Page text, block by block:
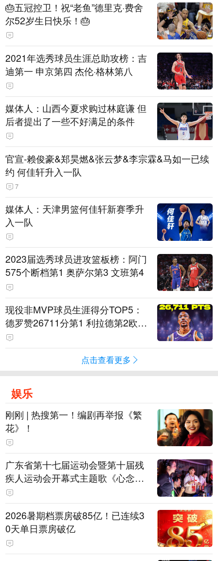
🎂五冠控卫！祝“老鱼”德里克·费舍
尔52岁生日快乐！🎂
2021年选秀球员生涯总助攻榜：吉
迪第一 申京第四 杰伦·格林第八
媒体人：山西今夏求购过林庭谦 但
后者提出了一些不好满足的条件
官宣-赖俊豪&郑昊燃&张云梦&李宗霖&马如一已续
约 何佳轩升入一队
7
媒体人：天津男篮何佳轩新赛季升
入一队
2023届选秀球员进攻篮板榜：阿门
575个断档第1 奥萨尔第3 文班第4
现役非MVP球员生涯得分TOP5：
德罗赞26711分第1 利拉德第2欧文
第5
点击查看更多
娱乐
刚刚 | 热搜第一！编剧再举报《繁
花》！
广东省第十七届运动会暨第十届残
疾人运动会开幕式主题歌《心念山
海》MV正式发布
2026暑期档票房破85亿！已连续3
0天单日票房破亿